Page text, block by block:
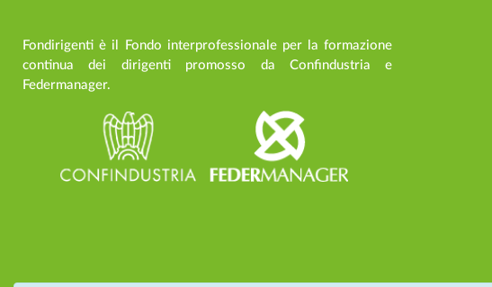
Fondirigenti è il Fondo interprofessionale per la formazione
continua dei dirigenti promosso da Confindustria e
Federmanager.